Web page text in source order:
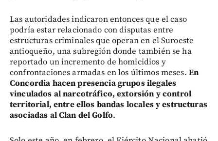
Las autoridades indicaron entonces que el caso
podría estar relacionado con disputas entre
estructuras criminales que operan en el Suroeste
antioqueño, una subregión donde también se ha
reportado un incremento de homicidios y
confrontaciones armadas en los últimos meses. En
Concordia hacen presencia grupos ilegales
vinculados al narcotráfico, extorsión y control
territorial, entre ellos bandas locales y estructuras
asociadas al Clan del Golfo.